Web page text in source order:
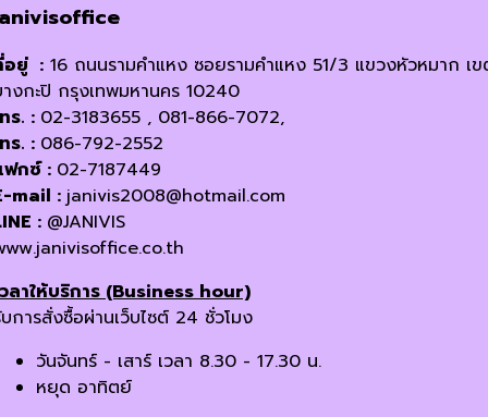
อยู่ : 16 ถนนรามคำแหง ซอยรามคำแหง 51/3 แขวงหัวหมาก เ
งกะปิ กรุงเทพมหานคร 10240
ร. : 02-3183655 , 081-866-7072,
ร. : 086-792-2552
กซ์ : 02-7187449
mail : janivis2008@hotmail.com
: @JANIVIS
ลาให้บริการ (Business hour)
การสั่งซื้อผ่านเว็บไซต์ 24 ชั่วโมง
วันจันทร์ - เสาร์ เวลา 8.30 - 17.30 น.
หยุด อาทิตย์